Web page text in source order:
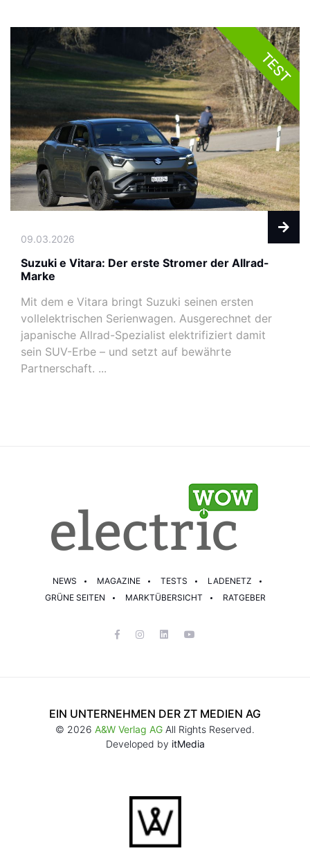
TEST
09.03.2026
Suzuki e Vitara: Der erste Stromer der Allrad-
Marke
Mit dem e Vitara bringt Suzuki seinen ersten
vollelektrischen Serienwagen. Ausgerechnet der
japanische Allrad-Spezialist elektrifiziert damit
sein SUV-Erbe – und setzt auf bewährte
Partnerschaft. ...
NEWS MAGAZINE TESTS
LADENETZ
GRÜNE SEITEN
MARKTÜBERSICHT RATGEBER
EIN UNTERNEHMEN DER ZT MEDIEN AG
© 2026 A&W Verlag AG All Rights Reserved.
Developed by itMedia